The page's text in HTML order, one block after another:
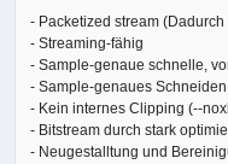
- Packetized stream
- Streaming-fähig
- Sample-genaue schnelle,
- Sample-genaues Schneiden
- Kein internes Clipping (--
- Bitstream durch stark
- Neugestalltung und